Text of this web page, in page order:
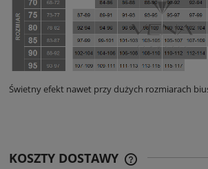
Świetny efekt nawet przy dużych rozmiarach
KOSZTY DOSTAWY